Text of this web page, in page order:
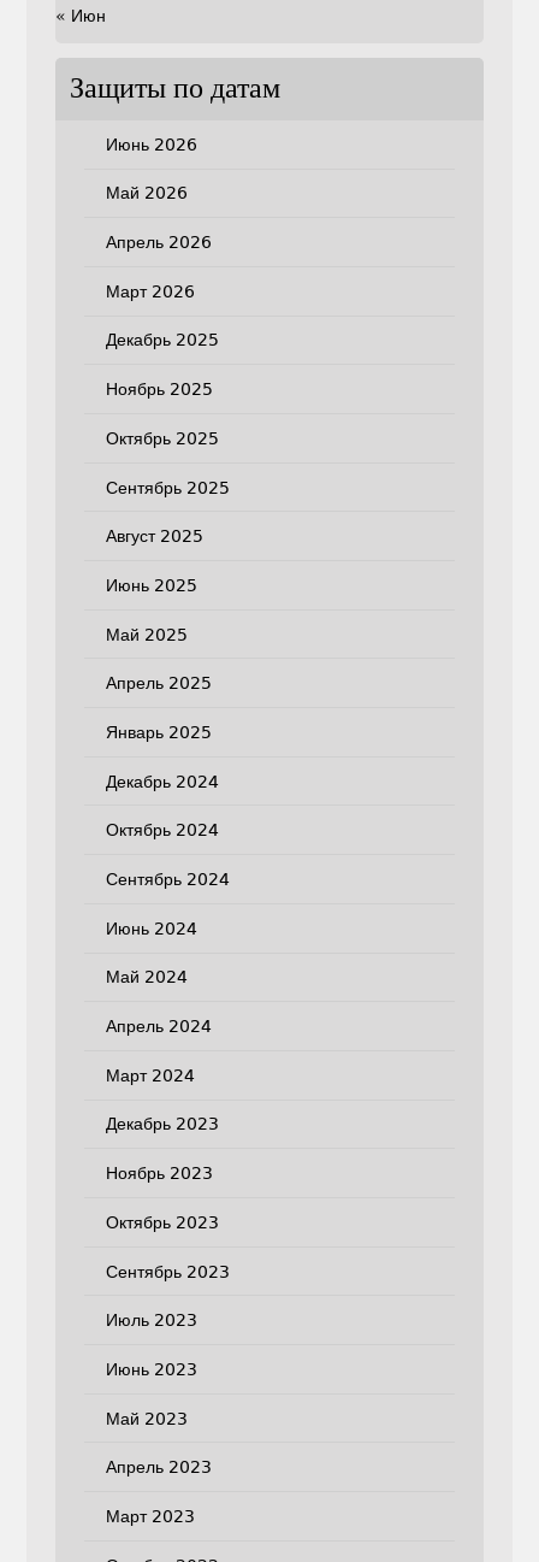
« Июн
Защиты по датам
Июнь 2026
Май 2026
Апрель 2026
Март 2026
Декабрь 2025
Ноябрь 2025
Октябрь 2025
Сентябрь 2025
Август 2025
Июнь 2025
Май 2025
Апрель 2025
Январь 2025
Декабрь 2024
Октябрь 2024
Сентябрь 2024
Июнь 2024
Май 2024
Апрель 2024
Март 2024
Декабрь 2023
Ноябрь 2023
Октябрь 2023
Сентябрь 2023
Июль 2023
Июнь 2023
Май 2023
Апрель 2023
Март 2023